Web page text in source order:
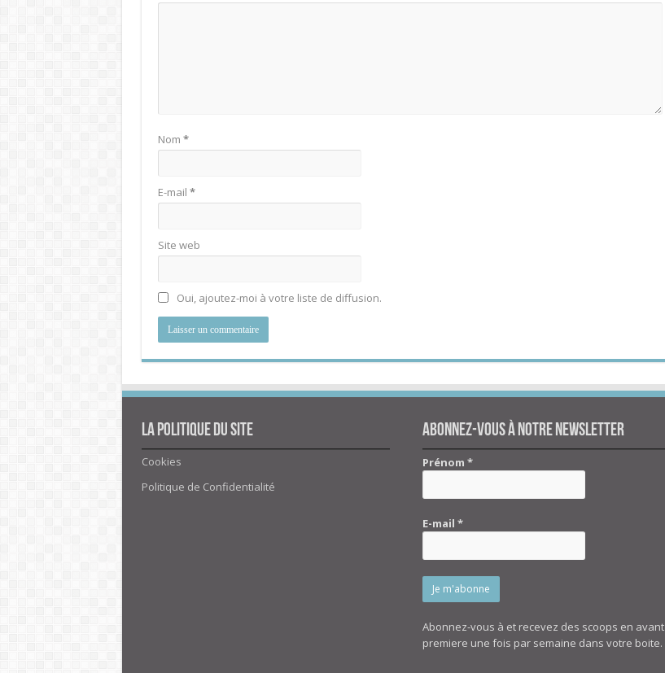
Nom *
E-mail *
Site web
Oui, ajoutez-moi à votre liste de diffusion.
La politique du site
Cookies
Politique de Confidentialité
Abonnez-vous à notre newsletter
Prénom*
E-mail*
Abonnez-vous à et recevez des scoops en avant
premiere une fois par semaine dans votre boite.